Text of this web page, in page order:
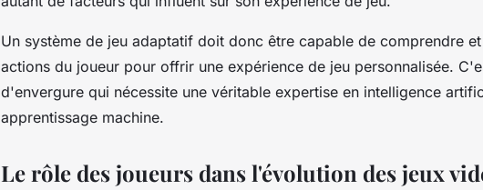
Un système de jeu adaptatif doit donc être capable de comprendre
actions du joueur pour offrir une expérience de jeu personnalisée.
d'envergure qui nécessite une véritable expertise en intelligence
apprentissage machine.
Le rôle des joueurs dans l'évolution des jeux